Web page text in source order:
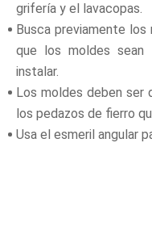
grifería y el lavacopas.
Busca previamente
que los moldes
instalar.
Los moldes deben
los pedazos de fierro
Usa el esmeril angular